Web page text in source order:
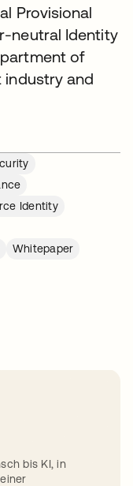
Provisional
neutral Identity
of
industry and
Identity
Whitepaper
bis KI, in